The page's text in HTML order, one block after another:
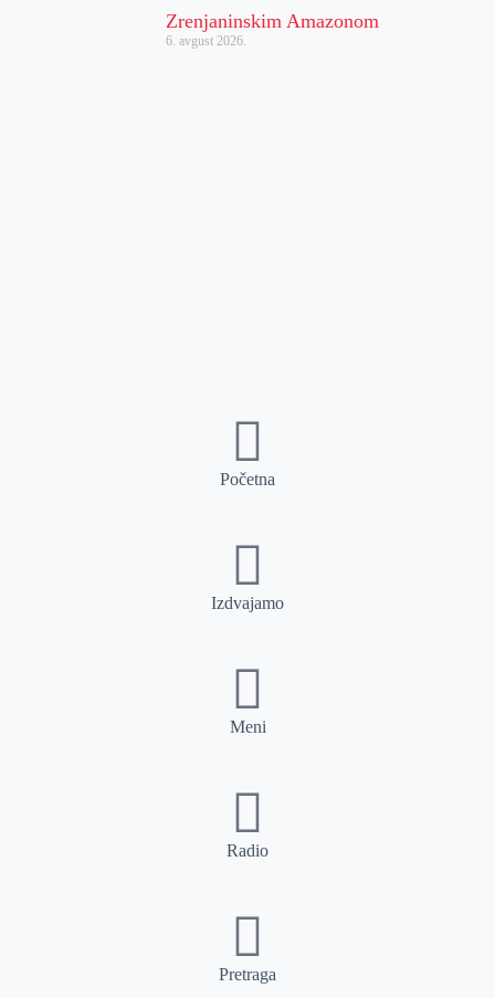
Zrenjaninskim Amazonom
6. avgust 2026.
Početna
Izdvajamo
Meni
Radio
Pretraga